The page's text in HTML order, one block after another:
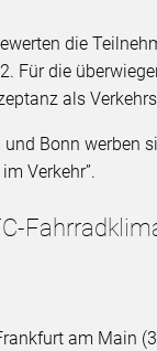
die
Für die
als
und Bonn werben
Verkehr”.
am Main